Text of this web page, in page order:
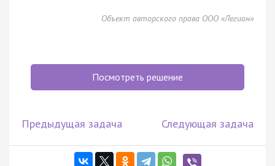
Объект авторского права ООО «Легион»
Посмотреть решение
Предыдущая задача Следующая задача